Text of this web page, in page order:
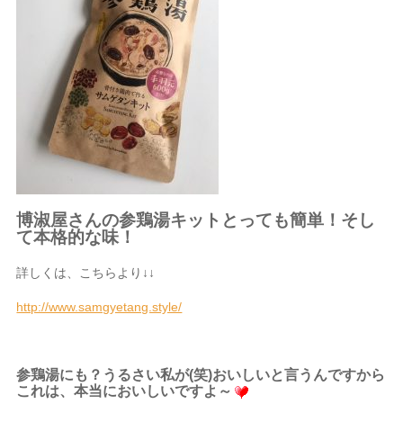
博淑屋さんの参鶏湯キットとっても簡単！そし
て本格的な味！
詳しくは、こちらより↓↓
http://www.samgyetang.style/
参鶏湯にも？うるさい私が(笑)おいしいと言うんですから
これは、本当においしいですよ～